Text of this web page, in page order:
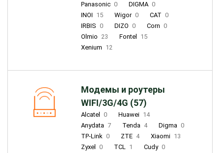
Panasonic 0 DIGMA 0
INOI 15 Wigor 0 CAT 0
IRBIS 0 DIZO 0 Corn 0
Olmio 23 Fontel
15
Xenium 12
Модемы и роутеры
WIFI/3G/4G (57)
Alcatel 0 Huawei 14
Anydata 7 Tenda 4 Digma 0
TP-Link 0 ZTE 4 Xiaomi 13
Zyxel
0 TCL 1 Cudy 0